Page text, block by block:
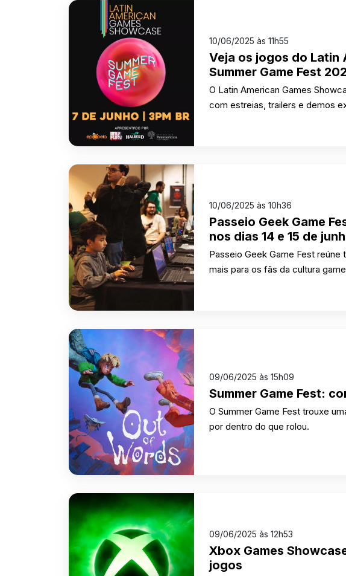
10/06/2025 às 11h55
Veja os jogos do Latin
Summer Game Fest
O Latin American Games
com estreias, trailers e demos
10/06/2025 às 10h36
Passeio Geek Game
nos dias 14 e 15 de
Passeio Geek Game Fest
mais para os fãs da cultura
09/06/2025 às 15h09
Summer Game Fest:
O Summer Game Fest trouxe
por dentro do que rolou.
09/06/2025 às 12h53
Xbox Games
jogos